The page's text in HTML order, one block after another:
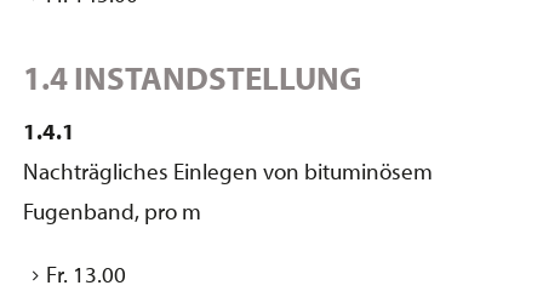
1.4 INSTANDSTELLUNG
1.4.1
Nachträgliches Einlegen von bituminösem
Fugenband, pro m
Fr. 13.00